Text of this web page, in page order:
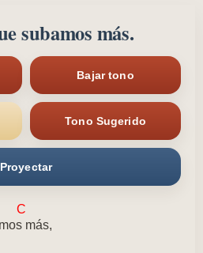
subamos más.
Bajar tono
Tono Sugerido
Proyectar
más,